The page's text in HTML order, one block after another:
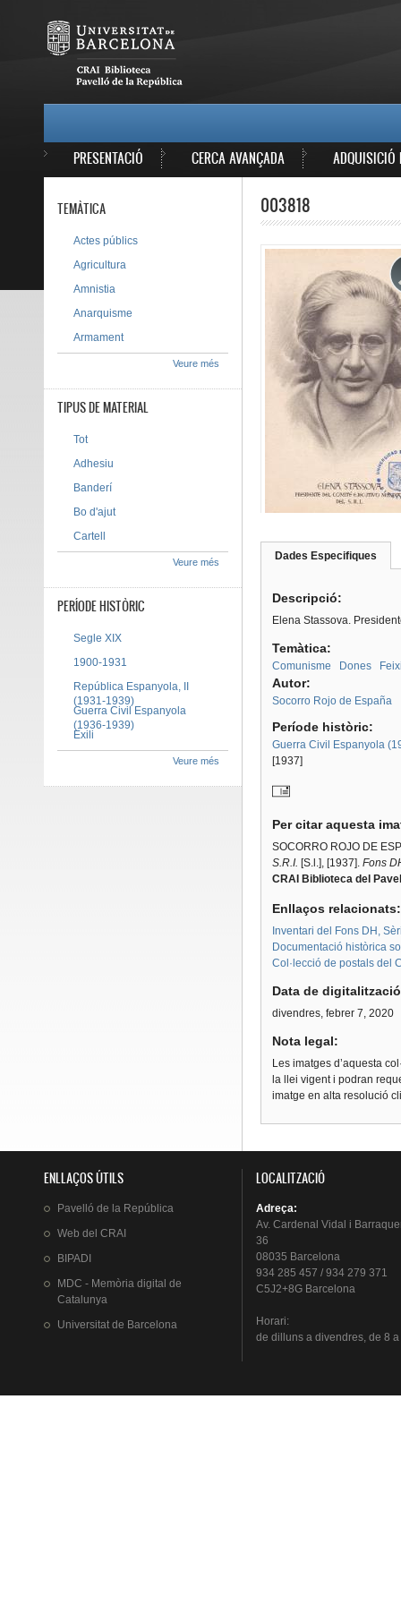
PRESENTACIÓ CERCA AVANÇADA ADQUISICIÓ
003818
Dades Especifiques
Descripció:
Elena Stassova.
Temàtica:
Comunisme Dones
Autor:
Socorro Rojo de España
Període històric:
Guerra Civil Espanyola
[1937]
Per citar aquesta
SOCORRO ROJO DE
S.R.I. [S.l.], [1937]. Fons
CRAI Biblioteca del
Enllaços
Inventari del Fons DH,
Documentació històrica
Col·lecció de postals del
Data de
divendres, febrer 7, 2020
Nota legal:
Les imatges d’aquesta
la llei vigent i podran
imatge en alta resolució
TEMÀTICA
Actes públics
Agricultura
Amnistia
Anarquisme
Armament
Veure més
TIPUS DE MATERIAL
Tot
Adhesiu
Banderí
Bo d'ajut
Cartell
Veure més
PERÍODE HISTÒRIC
Segle XIX
1900-1931
República Espanyola, II
(1931-1939)
Guerra Civil Espanyola
(1936-1939)
Exili
Veure més
ENLLAÇOS ÚTILS
Pavelló de la República
Web del CRAI
BIPADI
MDC - Memòria digital de
Catalunya
Universitat de Barcelona
LOCALITZACIÓ
Adreça:
Av. Cardenal Vidal i
36
08035 Barcelona
934 285 457 / 934 279 371
C5J2+8G Barcelona
Horari:
de dillunsa divendres, de 8